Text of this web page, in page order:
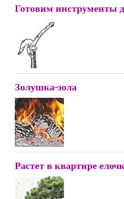
Готовим инструменты
Золушка-зола
Растет в квартире